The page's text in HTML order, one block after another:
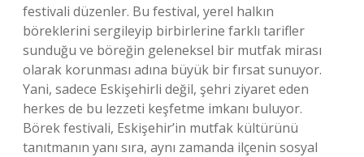
festivali düzenler. Bu festival, yerel halkın
böreklerini sergileyip birbirlerine farklı tarifler
sunduğu ve böreğin geleneksel bir mutfak mirası
olarak korunması adına büyük bir fırsat sunuyor.
Yani, sadece Eskişehirli değil, şehri ziyaret eden
herkes de bu lezzeti keşfetme imkanı buluyor.
Börek festivali, Eskişehir’in mutfak kültürünü
tanıtmanın yanı sıra, aynı zamanda ilçenin sosyal